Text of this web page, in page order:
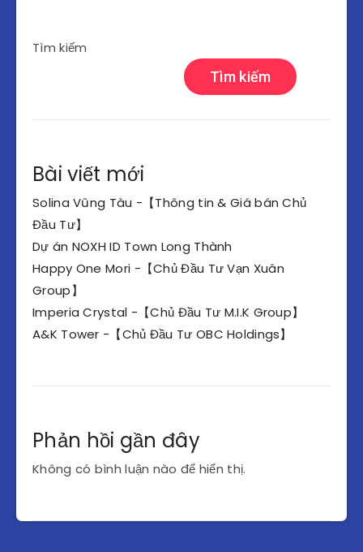
Tìm kiếm
Tìm kiếm
Bài viết mới
Solina Vũng Tàu -【Thông tin & Giá bán Chủ
Đầu Tư】
Dự án NOXH ID Town Long Thành
Happy One Mori -【Chủ Đầu Tư Vạn Xuân
Group】
Imperia Crystal -【Chủ Đầu Tư M.I.K Group】
A&K Tower -【Chủ Đầu Tư OBC Holdings】
Phản hồi gần đây
Không có bình luận nào để hiển thị.